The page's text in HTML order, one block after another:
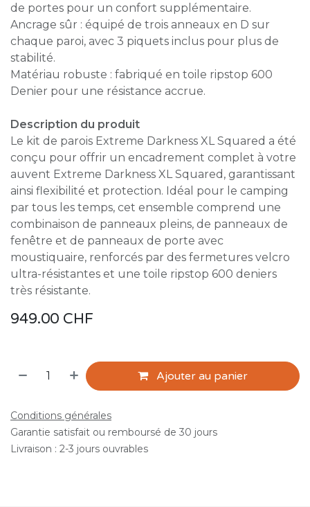
de portes pour un confort supplémentaire.
Ancrage sûr : équipé de trois anneaux en D sur
chaque paroi, avec 3 piquets inclus pour plus de
stabilité.
Matériau robuste : fabriqué en toile ripstop 600
Denier pour une résistance accrue.
Description du produit
Le kit de parois Extreme Darkness XL Squared a été
conçu pour offrir un encadrement complet à votre
auvent Extreme Darkness XL Squared, garantissant
ainsi flexibilité et protection. Idéal pour le camping
par tous les temps, cet ensemble comprend une
combinaison de panneaux pleins, de panneaux de
fenêtre et de panneaux de porte avec
moustiquaire, renforcés par des fermetures velcro
ultra-résistantes et une toile ripstop 600 deniers
très résistante.
949.00 CHF
Ajouter au panier
Conditions générales
Garantie satisfait ou remboursé de 30 jours
Livraison : 2-3 jours ouvrables